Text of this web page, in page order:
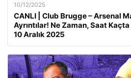
10/12/2025
CANLI | Club Brugge – Arsenal
Ayrıntılar! Ne Zaman, Saat
10 Aralık 2025